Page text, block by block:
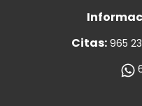
Citas: 965